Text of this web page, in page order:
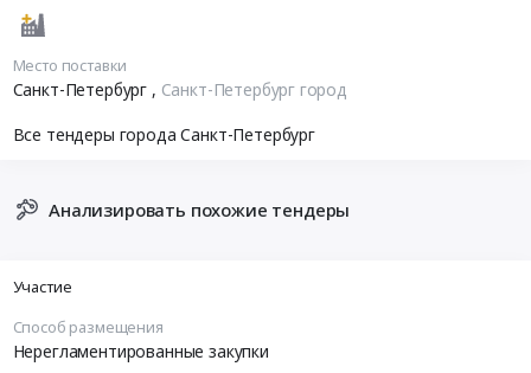
Место поставки
Санкт-Петербург , Санкт-Петербург город
Все тендеры города Санкт-Петербург
Анализировать похожие тендеры
Участие
Способ размещения
Нерегламентированные закупки